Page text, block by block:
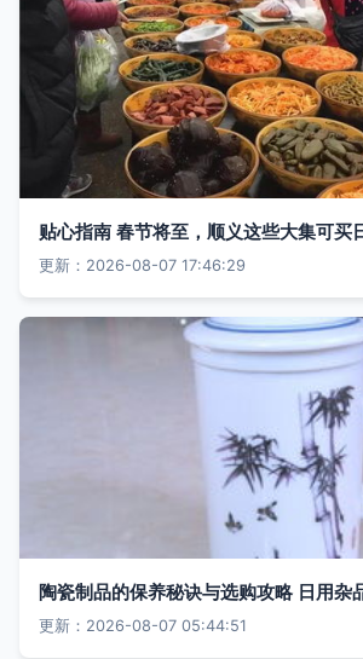
贴心指南 春节将至，顺义这些大集可买
更新：2026-08-07 17:46:29
陶瓷制品的保养秘诀与选购攻略 日用杂
更新：2026-08-07 05:44:51